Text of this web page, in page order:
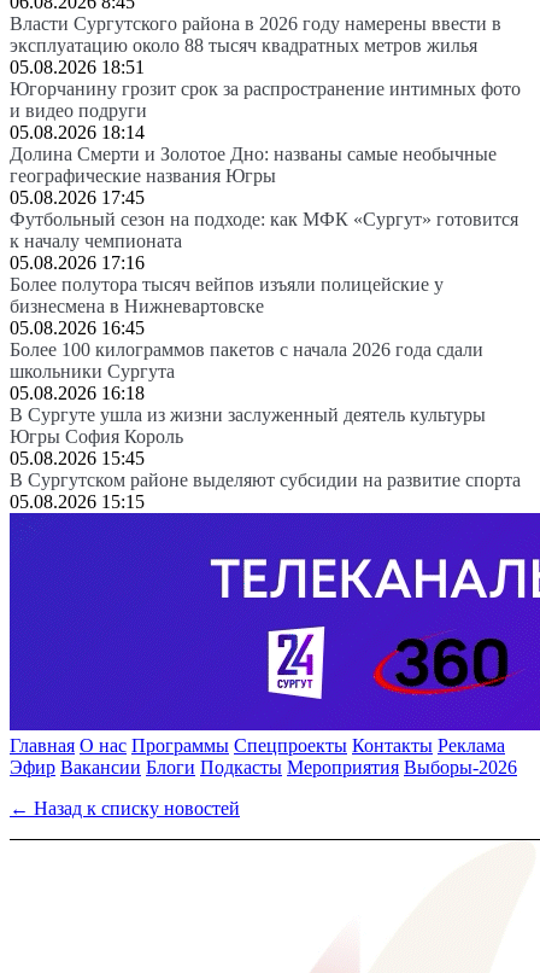
Власти Сургутского района в 2026 году намерены ввести в
эксплуатацию около 88 тысяч квадратных метров жилья
05.08.2026 18:51
Югорчанину грозит срок за распространение интимных фото
и видео подруги
05.08.2026 18:14
Долина Смерти и Золотое Дно: названы самые необычные
географические названия Югры
05.08.2026 17:45
Футбольный сезон на подходе: как МФК «Сургут» готовится
к началу чемпионата
05.08.2026 17:16
Более полутора тысяч вейпов изъяли полицейские у
бизнесмена в Нижневартовске
05.08.2026 16:45
Более 100 килограммов пакетов с начала 2026 года сдали
школьники Сургута
05.08.2026 16:18
В Сургуте ушла из жизни заслуженный деятель культуры
Югры София Король
05.08.2026 15:45
В Сургутском районе выделяют субсидии на развитие спорта
05.08.2026 15:15
Главная О нас Программы Спецпроекты Контакты Реклама
Эфир Вакансии Блоги Подкасты Мероприятия Выборы-2026
← Назад к списку новостей